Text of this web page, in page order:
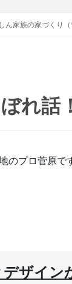
ん家族の家づくり（
れ話！
プロ菅原で
ザイン